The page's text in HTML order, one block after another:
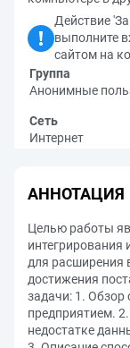
Действие
выполните
сайтом на
Группа
Анонимные
Сеть
Интернет
АННОТАЦИЯ
Целью работы
интегрирования
для расширения
достижения
задачи: 1. Обзор
предприятием.
недостатке